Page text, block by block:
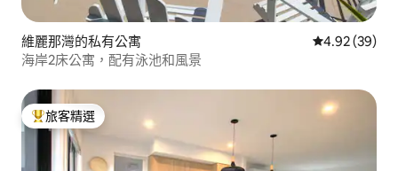
維麗那灣的私有公寓 從 39 則評價
4.92 (39)
海岸2床公寓，配有泳池和風景
旅客精選榜首
旅客精選